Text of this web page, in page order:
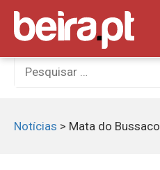
Skip
content
Procurar
por:
Notícias > Mata do Bussaco